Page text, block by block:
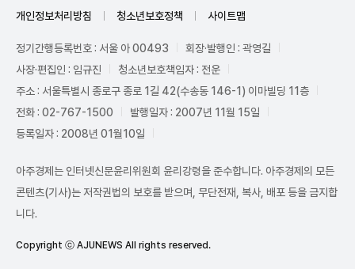
개인정보처리방침 청소년보호정책 사이트맵
정기간행등록번호 : 서울 아 00493
회장·발행인 : 곽영길
사장·편집인 : 임규진
청소년보호책임자 : 전운
주소 : 서울특별시 종로구 종로 1길 42(수송동 146-1) 이마빌딩 11층
전화 : 02-767-1500
발행일자 : 2007년 11월 15일
등록일자 : 2008년 01월10일
아주경제는 인터넷신문윤리위원회 윤리강령을 준수합니다. 아주경제의 모든
콘텐츠(기사)는 저작권법의 보호를 받으며, 무단전재, 복사, 배포 등을 금지합
니다.
Copyright ⓒ AJUNEWS All rights reserved.